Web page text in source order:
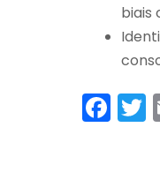
biais